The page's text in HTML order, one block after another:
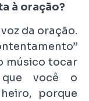
à oração?
da oração.
músico tocar
você o
porque